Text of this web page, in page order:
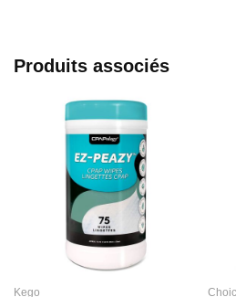
Produits associés
Kego